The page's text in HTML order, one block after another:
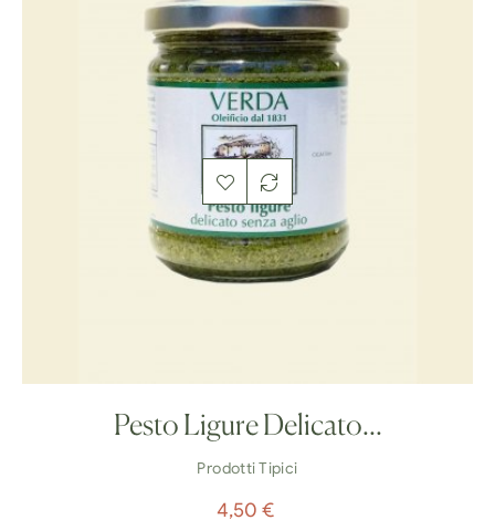
Pesto Ligure Delicato...
Prodotti Tipici
Prezzo
4,50 €